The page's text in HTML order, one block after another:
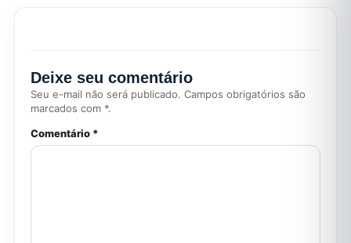
Deixe seu comentário
Seu e-mail não será publicado. Campos obrigatórios são
marcados com *.
Comentário *